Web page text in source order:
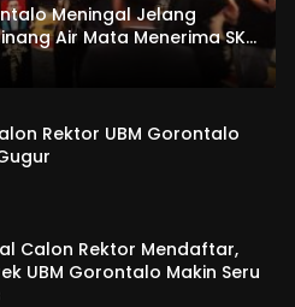
Meningal Jelang
Air Mata Menerima SKL
Rektor UBM Gorontalo
Calon Rektor Mendaftar,
UBM Gorontalo Makin Seru